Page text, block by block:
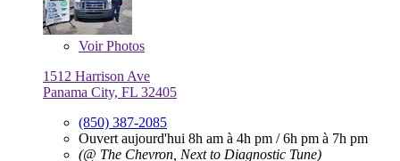
VoirPhotos
1512 Harrison Ave
Panama City, FL 32405
(850) 387-2085
Ouvert aujourd'hui 8h am à 4h pm /6h pm à 7h pm
(@ The Chevron, Next to Diagnostic Tune)